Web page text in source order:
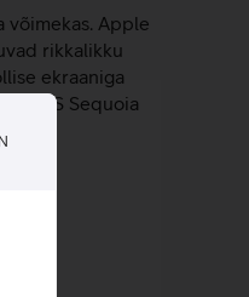
võimekas. Apple
rikkalikku
ekraaniga
Sequoia